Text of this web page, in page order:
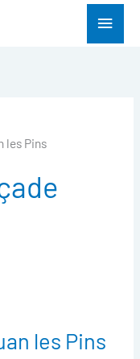
Menu
les Pins
les Pins